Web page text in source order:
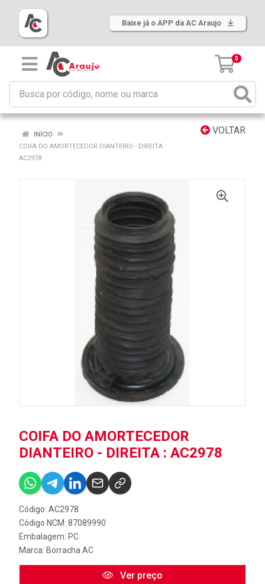
Baixe já o APP da AC Araujo
0
VOLTAR
INÍCIO
COIFA DO AMORTECEDOR DIANTEIRO - DIREITA :
AC2978
COIFA DO AMORTECEDOR
DIANTEIRO - DIREITA : AC2978
Código: AC2978
Código NCM: 87089990
Embalagem: PC
Marca: Borracha AC
Ver preço